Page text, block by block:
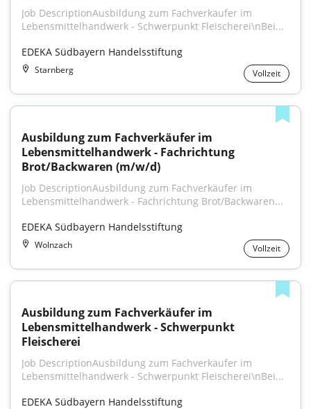
Job DescriptionAusbildung zum Fachverkäufer im
Lebensmittelhandwerk - Schwerpunkt Fleischerei\nBei...
EDEKA Südbayern Handelsstiftung
Starnberg Vollzeit
Ausbildung zum Fachverkäufer im
Lebensmittelhandwerk - Fachrichtung
Brot/Backwaren (m/w/d)
Job DescriptionAusbildung zum Fachverkäufer im
Lebensmittelhandwerk - Fachrichtung Brot/Backwaren...
EDEKA Südbayern Handelsstiftung
Wolnzach Vollzeit
Ausbildung zum Fachverkäufer im
Lebensmittelhandwerk - Schwerpunkt
Fleischerei
Job DescriptionAusbildung zum Fachverkäufer im
Lebensmittelhandwerk - Schwerpunkt Fleischerei\nBei...
EDEKA Südbayern Handelsstiftung